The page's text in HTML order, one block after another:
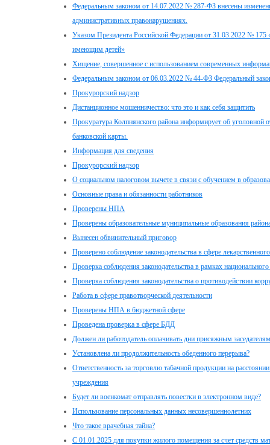
Федеральным законом от 14.07.2022 № 287-ФЗ внесены
административных правонарушениях.
Указом Президента Российской Федерации от 31.03.2022 №
имеющим детей»
Хищение, совершенное с использованием современных
Федеральным законом от 06.03.2022 № 44-ФЗ Федеральный
Прокурорский надзор
Дистанционное мошенничество: что это и как себя защитить
Прокуратура Колпнянского района информирует об уголовной
банковской карты.
Информация для сведения
Прокурорский надзор
О социальном налоговом вычете в связи с обучением в
Основные права и обязанности работников
Проверены НПА
Проверены образовательные муниципальные образования
Вынесен обвинительный приговор
Проверено соблюдение законодательства в сфере
Проверка соблюдения законодательства в рамках
Проверка соблюдения законодательства о противодействии
Работа в сфере правотворческой деятельности
Проверены НПА в бюджетной сфере
Проведена проверка в сфере БДД
Должен ли работодатель оплачивать дни присяжным
Установлена ли продолжительность обеденного перерыва?
Ответственность за торговлю табачной продукции на
учреждения
Будет ли военкомат отправлять повестки в электронном виде?
Использование персональных данных несовершеннолетних
Что такое врачебная тайна?
С 01.01.2025 для покупки жилого помещения за счет средств